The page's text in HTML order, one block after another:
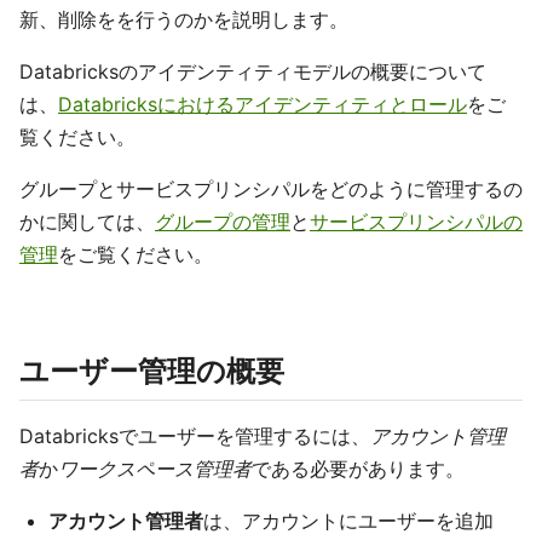
新、削除をを行うのかを説明します。
Databricksのアイデンティティモデルの概要について
は、 Databricksにおけるアイデンティティとロールをご
覧ください。
グループとサービスプリンシパルをどのように管理するの
かに関しては、 グループの管理とサービスプリンシパルの
管理をご覧ください。
ユーザー管理の概要
Databricksでユーザーを管理するには、
アカウント管理
者かワークスペース管理者である必要があります。
アカウント管理者は、アカウントにユーザーを追加